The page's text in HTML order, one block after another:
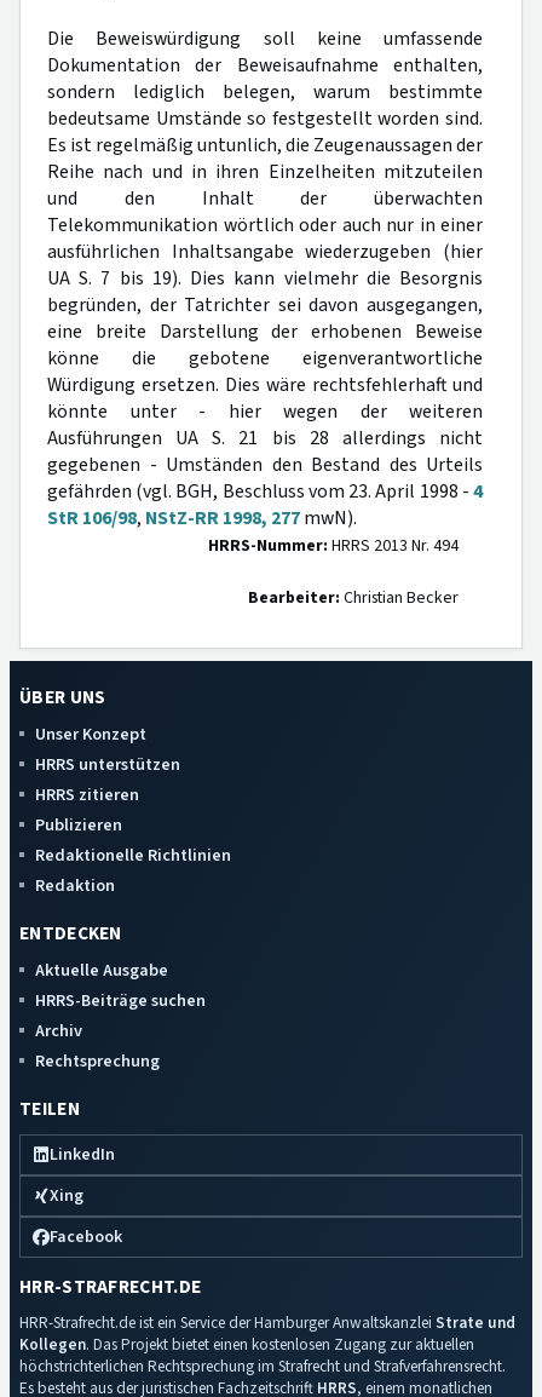
Die Beweiswürdigung soll keine umfassende
Dokumentation der Beweisaufnahme enthalten,
sondern lediglich belegen, warum bestimmte
bedeutsame Umstände so festgestellt worden sind.
Es ist regelmäßig untunlich, die Zeugenaussagen der
Reihe nach und in ihren Einzelheiten mitzuteilen
und den Inhalt der überwachten
Telekommunikation wörtlich oder auch nur in einer
ausführlichen Inhaltsangabe wiederzugeben (hier
UA S. 7 bis 19). Dies kann vielmehr die Besorgnis
begründen, der Tatrichter sei davon ausgegangen,
eine breite Darstellung der erhobenen Beweise
könne die gebotene eigenverantwortliche
Würdigung ersetzen. Dies wäre rechtsfehlerhaft und
könnte unter - hier wegen der weiteren
Ausführungen UA S. 21 bis 28 allerdings nicht
gegebenen - Umständen den Bestand des Urteils
gefährden (vgl. BGH, Beschluss vom 23. April 1998 -4
StR 106/98, NStZ-RR 1998, 277mwN).
HRRS-Nummer: HRRS 2013 Nr. 494
Bearbeiter: Christian Becker
ÜBER UNS
Unser Konzept
HRRS unterstützen
HRRS zitieren
Publizieren
Redaktionelle Richtlinien
Redaktion
ENTDECKEN
Aktuelle Ausgabe
HRRS-Beiträge suchen
Archiv
Rechtsprechung
TEILEN
LinkedIn
Xing
Facebook
HRR-STRAFRECHT.DE
HRR-Strafrecht.de ist ein Service der Hamburger Anwaltskanzlei Strate und
Kollegen. Das Projekt bietet einen kostenlosen Zugang zur aktuellen
höchstrichterlichen Rechtsprechung im Strafrecht und Strafverfahrensrecht.
Es besteht aus der juristischen Fachzeitschrift HRRS, einem monatlichen